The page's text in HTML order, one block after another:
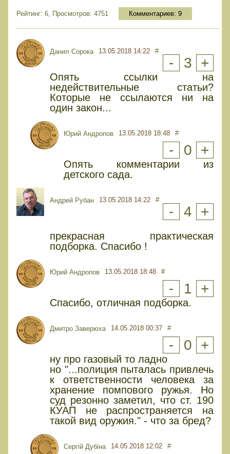
Рейтинг: 6, Просмотров: 4751 Комментариев: 9
Данил Сорока 13.05.2018 14:22 #
- 3 +
Опять ссылки на
недействительные статьи?
Которые не ссылаются ни на
один закон...
Юрий Андропов 13.05.2018 18:48 #
- 0 +
Опять комментарии из
детского сада.
Андрей Рубан 13.05.2018 14:22 #
- 4 +
прекрасная практическая
подборка. Спасибо !
Юрий Андропов 13.05.2018 18:48 #
- 1 +
Спасибо, отличная подборка.
Дмитро Заверюха 14.05.2018 00:37 #
- 0 +
ну про газовый то ладно
но "...полиция пыталась привлечь
к ответственности человека за
хранение помпового ружья. Но
суд резонно заметил, что ст. 190
КУАП не распространяется на
такой вид оружия." - что за бред?
Сергій Дубіна 14.05.2018 12:02 #